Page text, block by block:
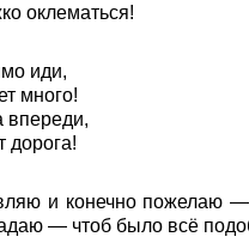
оклематься!
иди,
много!
впереди,
дорога!
и конечно пожелаю
— чтоб было всё